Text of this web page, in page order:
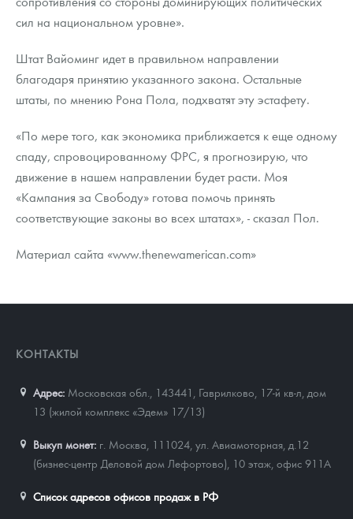
сил на национальном уровне».
Штат Вайоминг идет в правильном направлении
благодаря принятию указанного закона. Остальные
штаты, по мнению Рона Пола, подхватят эту эстафету.
«По мере того, как экономика приближается к еще одному
спаду, спровоцированному ФРС, я прогнозирую, что
движение в нашем направлении будет расти. Моя
«Кампания за Свободу» готова помочь принять
соответствующие законы во всех штатах», - сказал Пол.
Материал сайта «www.thenewamerican.com»
КОНТАКТЫ
Адрес: Московская обл., 143441
Гаврилково, 17-й кв-л, дом
13 (жилой комплекс «Эдем» 17/13)
Выкуп монет: г. Москва, 111024, ул. Авиамоторная, д.12
(бизнес-центр Деловой дом Лефортово), 10 этаж, офис 911А
Список адресов офисов продаж в РФ